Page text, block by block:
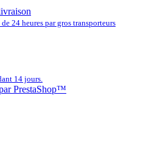
24 heures par gros transporteurs
14 jours.
PrestaShop™